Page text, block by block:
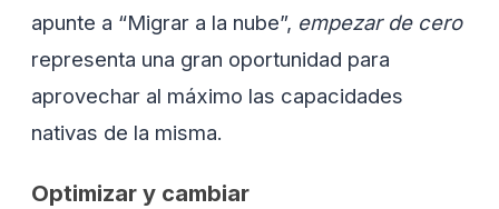
apunte a “Migrar a la nube”, empezar de cero
representa una gran oportunidad para
aprovechar al máximo las capacidades
nativas de la misma.
Optimizar y cambiar